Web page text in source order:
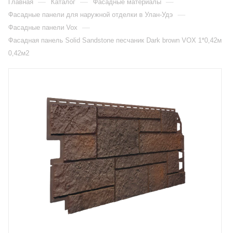
Главная — Каталог — Фасадные материалы —
Фасадные панели для наружной отделки в Улан-Удэ —
Фасадные панели Vox —
Фасадная панель Solid Sandstone песчаник Dark brown VOX 1*0,42м
0,42м2